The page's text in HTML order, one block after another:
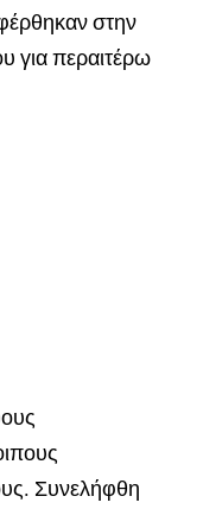
στην
για περαιτέρω
Συνελήφθη